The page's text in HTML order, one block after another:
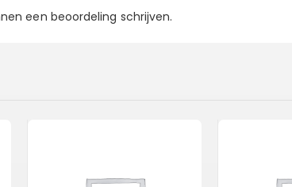
een beoordeling schrijven.